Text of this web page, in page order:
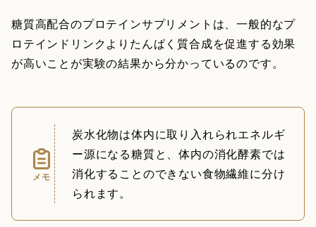
糖質高配合のプロテインサプリメントは、一般的なプ
ロテインドリンクよりたんぱく質合成を促進する効果
が高いことが実験の結果から分かっているのです。
メモ
炭水化物は体内に取り入れられエネルギ
ー源になる糖質と、体内の消化酵素では
消化することのできない食物繊維に分け
られます。